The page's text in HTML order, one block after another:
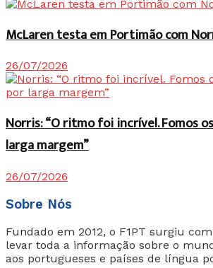
McLaren testa em Portimão com
26/07/2026
Norris: “O ritmo foi incrível. Fomos
larga margem”
26/07/2026
Sobre Nós
Fundado em 2012, o F1PT surgiu
levar toda a informação sobre o
aos portugueses e países de língua